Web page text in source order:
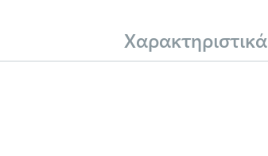
Χαρακτηριστικά